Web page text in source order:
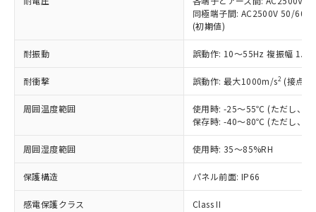
同極端子間: AC2500V 50/
(初期値)
耐振動 誤動作: 10～55Hz 複振幅
耐衝撃 誤動作: 最大1000m/s2 (接点
周囲温度範囲
使用時: -25～55℃ (ただし、氷
保存時: -40～80℃ (ただし、氷
周囲湿度範囲 使用時: 35～85%RH
保護構造 パネル前面: IP66
感電保護クラス Class II
在庫状況および標準価格照会結果は、
記載している更新日時点での社内デー
タに基づき作成されるものであり、閲
覧された時点での実際の在庫および標
準価格とは異なる場合があることをご
正式な納期状況および標準価格はお客
様のお取引先、またはお客様担当のオ
ムロン制御機器販売店・当社販売員に
オムロン制御機器販売店や当社販売拠
販売ネットワーク
」をご確認
在庫状況および標準価格結果を当社の
むを得ず変更することがあります。
六価クロム(Cr(Ⅵ)) 1000ppm以下、ポリ臭化ビフェニル
類(PBB) 1000ppm以下、ポリ臭化ジフェニルエーテル類
(PBDE) 1000ppm以下、フタル酸ビス(2-エチルヘキシ
ル) (DEHP)(別名：DOP) 1000ppm以下、フタル酸ブチ
ルベンジル（BBP） 1000ppm以下、フタル酸ジブチル
（DBP） 1000ppm以下、フタル酸ジイソブチル
適用除外項目は除く。
フタル酸エステル類の４物質については閾値を超える意
図的な使用がないことを確認しています。
「－」：未確認です。当社販売部門へお問
*中国RoHS10物質の基準値 (GB/T26572)：
Pb(鉛) :1000ppm、 Hg(水銀) : 1000ppm、 Cd(カドミウ
Cr(Ⅵ)(六価クロム) : 1000ppm、 PBBs(ポリ臭化ビフェ
DBP(フタル酸ジブチル) : 1000ppm、 DIBP(フタル酸ジ
イソブチル) : 1000ppm、 BBP(フタル酸ブチルベンジ
DEHP(フタル酸ビス(2-エチルヘキシル)) : 1000ppm
※2 環境保護使用期限
為替および外国貿易法に定める商品
（以下｢規制貨物等」という）を輸出
または国外への提供する場合は、日本
国政府の輸出許可(または役務取引許
可)を取得するなどの必要な手続きを
当社は規制貨物を破棄する場合は、完
全に破砕するなど、違法に輸出されな
いよう必要な手段を講じます。
当社は貴社製品を、核兵器、ミサイ
ル、化学兵器、生物兵器またはその他
武器並びにこれらの製造装置等に一切
当社は、貴社製品を第三者に販売する
一定数以上の在庫あり
一定数には満たないが在庫あり
在庫なし(最新の在庫状況につ
いては、お客様のお取引先、ま
たはお客様担当のオムロン制御
機器販売店・当社販売員にご確